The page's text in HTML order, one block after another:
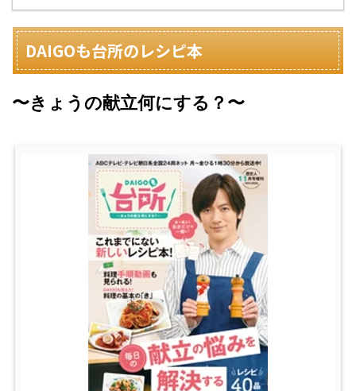
DAIGOも台所のレシピ本
〜きょうの献立何にする？〜